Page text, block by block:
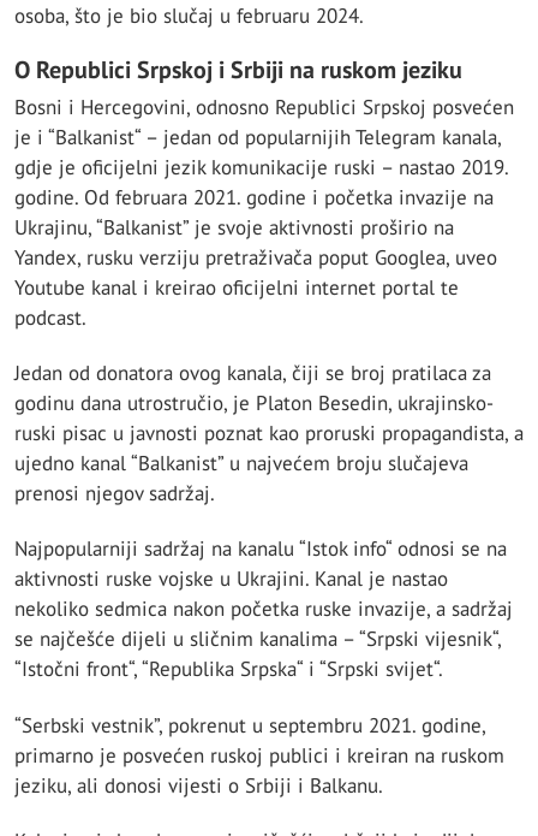
osoba, što je bio slučaj u februaru 2024.
O Republici Srpskoj i Srbiji na ruskom jeziku
Bosni i Hercegovini, odnosno Republici Srpskoj posvećen
je i “Balkanist“ – jedan od popularnijih Telegram kanala,
gdje je oficijelni jezik komunikacije ruski – nastao 2019.
godine. Od februara 2021. godine i početka invazije na
Ukrajinu, “Balkanist” je svoje aktivnosti proširio na
Yandex, rusku verziju pretraživača poput Googlea, uveo
Youtube kanal i kreirao oficijelni internet portal te
podcast.
Jedan od donatora ovog kanala, čiji se broj pratilaca za
godinu dana utrostručio, je Platon Besedin, ukrajinsko-
ruski pisac u javnosti poznat kao proruski propagandista, a
ujedno kanal “Balkanist” u najvećem broju slučajeva
prenosi njegov sadržaj.
Najpopularniji sadržaj na kanalu “Istok info“ odnosi se na
aktivnosti ruske vojske u Ukrajini. Kanal je nastao
nekoliko sedmica nakon početka ruske invazije, a sadržaj
se najčešće dijeli u sličnim kanalima – “Srpski vijesnik“,
“Istočni front“, “Republika Srpska“ i “Srpski svijet“.
“Serbski vestnik”, pokrenut u septembru 2021. godine,
primarno je posvećen ruskoj publici i kreiran na ruskom
jeziku, ali donosi vijesti o Srbiji i Balkanu.